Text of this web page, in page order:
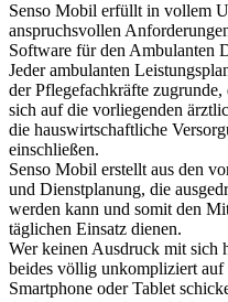
Senso Mobil erfüllt in vollem
anspruchsvollen
Software für den Ambulanten
Jeder ambulanten
der Pflegefachkräfte zugrunde,
sich auf die vorliegenden
die hauswirtschaftliche
einschließen.
Senso Mobil erstellt aus den
und Dienstplanung, die
werden kann und somit den
täglichen Einsatz dienen.
Wer keinen Ausdruck mit sich
beides völlig unkompliziert auf
Smartphone oder Tablet